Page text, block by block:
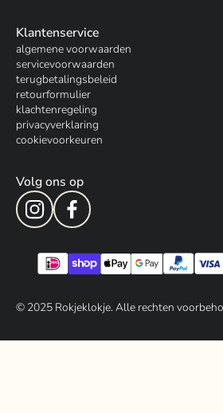
Klantenservice
algemene voorwaarden
servicevoorwaarden
terugbetalingsbeleid
retourformulier
klachtenregeling
privacyverklaring
cookievoorkeuren
Volg ons op
© 2025Rokjeklokje. Alle rechten